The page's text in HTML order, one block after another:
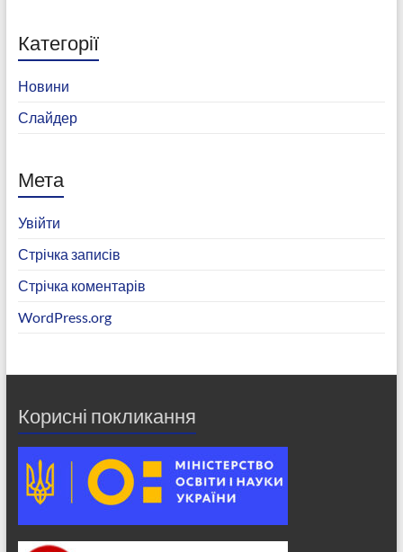
Категорії
Новини
Слайдер
Мета
Увійти
Стрічка записів
Стрічка коментарів
WordPress.org
Корисні покликання